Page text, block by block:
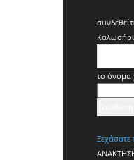
το όνομα
Ξεχάσατε